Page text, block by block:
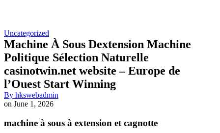
Uncategorized
Machine À Sous Dextension Machine
Politique Sélection Naturelle
casinotwin.net website – Europe de
l’Ouest Start Winning
By hkswebadmin
on June 1, 2026
machine à sous à extension et cagnotte